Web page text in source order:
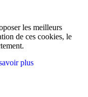
les meilleurs
de ces cookies, le
plus